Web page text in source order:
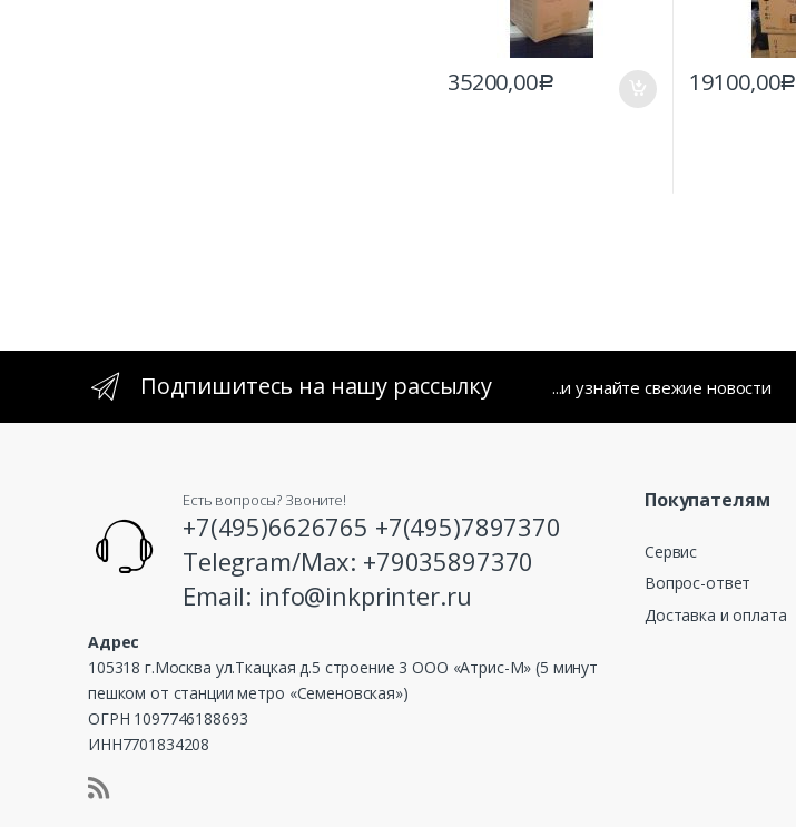
35200,00Р 19100,00Р
Подпишитесь на нашу рассылку ...и узнайте свежие новости
Есть вопросы? Звоните!
+7(495)6626765 +7(495)7897370
Telegram/Max: +79035897370
Email: info@inkprinter.ru
Адрес
105318 г.Москва ул.Ткацкая д.5 строение 3 ООО «Атрис-М» (5 минут
пешком от станции метро «Семеновская»)
ОГРН 1097746188693
ИНН7701834208
Покупателям
Сервис
Вопрос-ответ
Доставка и оплата